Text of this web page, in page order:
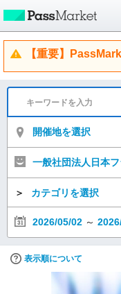
【重要】
開催地を選択
一般社団法人日本
＞ カテゴリを選択
2026/05/02 ～
表示順について